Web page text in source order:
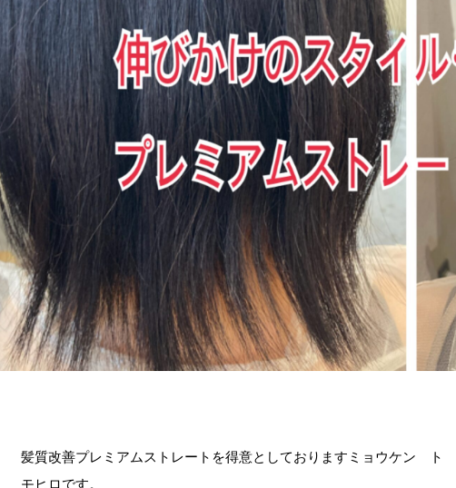
髪質改善プレミアムストレートを得意としておりますミョウケン ト
モヒロです。